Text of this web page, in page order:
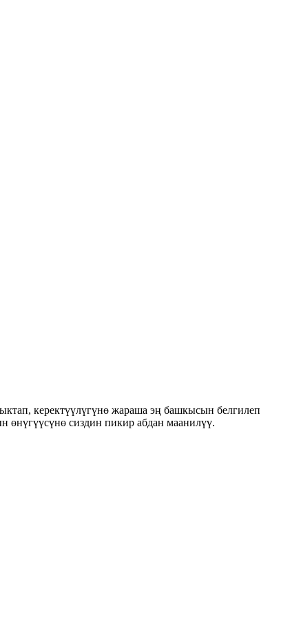
керектүүлүгүнө жараша эң башкысын белгилеп
өнүгүүсүнө сиздин пикир абдан маанилүү.